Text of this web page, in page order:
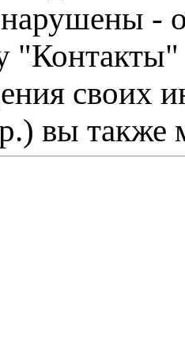
-
"Контакты"
своих
вы также